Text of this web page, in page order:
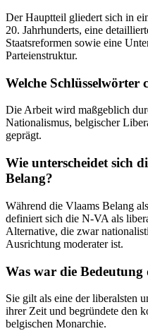
Der Hauptteil gliedert sich in
20. Jahrhunderts, eine
Staatsreformen sowie eine
Parteienstruktur.
Welche
Die Arbeit wird maßgeblich
Nationalismus, belgischer
geprägt.
Wie unterscheidet sich
Belang?
Während die Vlaams Belang
definiert sich die N-VA als
Alternative, die zwar
Ausrichtung moderater ist.
Was war die Bedeutung
Sie gilt als eine der liberalsten
ihrer Zeit und begründete den
belgischen Monarchie.